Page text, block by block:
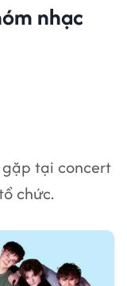
nhạc
tại concert
chức.